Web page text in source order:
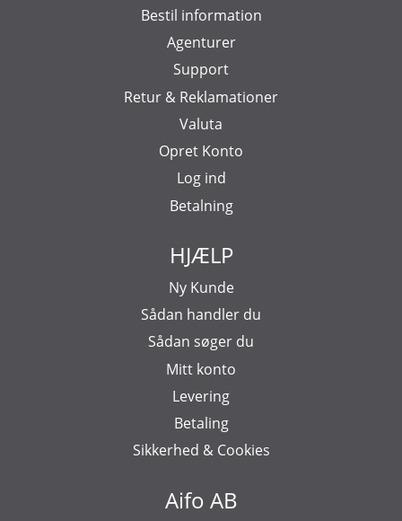
Aifo AB
Bestil information
Agenturer
Support
Retur & Reklamationer
Valuta
Opret Konto
Log ind
Betalning
HJÆLP
Ny Kunde
Sådan handler du
Sådan søger du
Mitt konto
Levering
Betaling
Sikkerhed & Cookies